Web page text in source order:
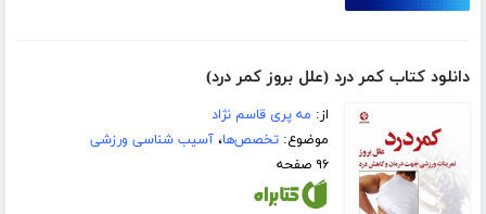
دانلود کتاب کمر درد (علل بروز کمر درد)
از: مه پرى قاسم نژاد
موضوع:تخصص‌ها،آسیب شناسی ورزشی
۹۶ صفحه